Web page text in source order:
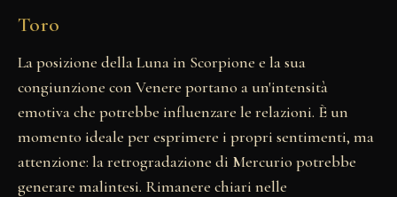
Toro
La posizione della Luna in Scorpione e la sua
congiunzione con Venere portano a un'intensità
emotiva che potrebbe influenzare le relazioni. È un
momento ideale per esprimere i propri sentimenti, ma
attenzione: la retrogradazione di Mercurio potrebbe
generare malintesi. Rimanere chiari nelle